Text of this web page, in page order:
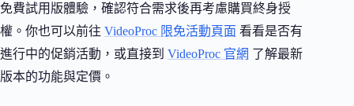
免費試用版體驗，確認符合需求後再考慮購買終身授
權。你也可以前往 VideoProc 限免活動頁面 看看是否有
進行中的促銷活動，或直接到 VideoProc 官網 了解最新
版本的功能與定價。